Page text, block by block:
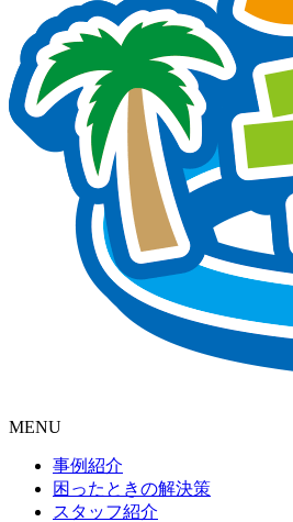
MENU
事例紹介
困ったときの解決策
スタッフ紹介